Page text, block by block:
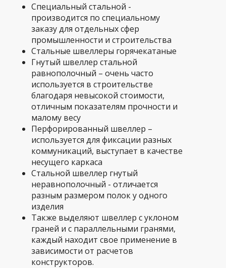
Специальный стальной -
производится по специальному
заказу для отдельных сфер
промышленности и строительства
Стальные швеллеры горячекатаные
Гнутый швеллер стальной
равнополочный – очень часто
используется в строительстве
благодаря невысокой стоимости,
отличным показателям прочности и
малому весу
Перфорированный швеллер –
используется для фиксации разных
коммуникаций, выступает в качестве
несущего каркаса
Стальной швеллер гнутый
неравнополочный - отличается
разным размером полок у одного
изделия
Также выделяют швеллер с уклоном
граней и с параллельными гранями,
каждый находит свое применение в
зависимости от расчетов
конструкторов.